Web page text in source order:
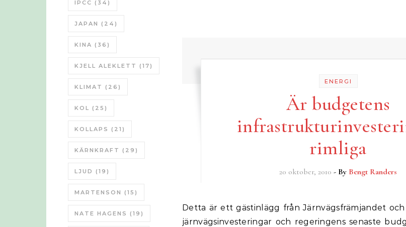
IPCC (34)
JAPAN (24)
KINA (36)
KJELL ALEKLETT (17)
KLIMAT (26)
KOL (25)
KOLLAPS (21)
KÄRNKRAFT (29)
LJUD (19)
MARTENSON (15)
NATE HAGENS (19)
ENERGI
Är budgetens
rimliga
20 oktober, 2010 - By Bengt Randers
Detta är ett gästinlägg från Järnvägsfrämjandet och Hans Sternlycke om
järnvägsinvesteringar och regeringens senaste